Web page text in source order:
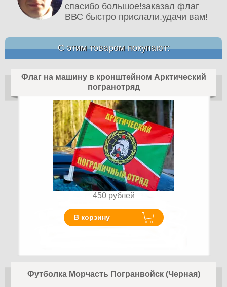
спасибо большое!заказал флаг
ВВС быстро прислали.удачи вам!
С этим товаром покупают:
Флаг на машину в кронштейном Арктический
погранотряд
450 рублей
В корзину
Футболка Морчасть Погранвойск (Черная)